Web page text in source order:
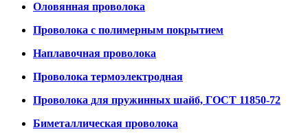
Оловянная проволока
Проволока с полимерным покрытием
Наплавочная проволока
Проволока термоэлектродная
Проволока для пружинных шайб, ГОСТ 11850-72
Биметаллическая проволока